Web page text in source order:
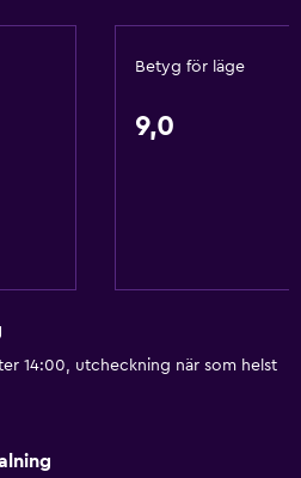
Betyg för läge
9,0
14:00, utcheckning när som helst